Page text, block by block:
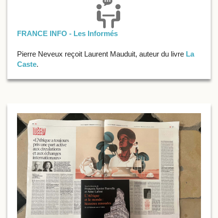
FRANCE INFO - Les Informés
Pierre Neveux reçoit Laurent Mauduit, auteur du livre La
Caste.